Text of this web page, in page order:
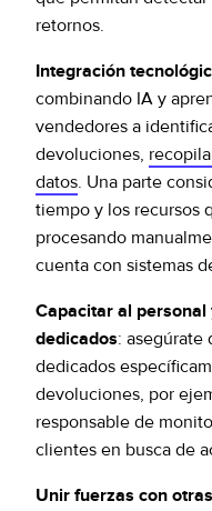
retornos.
Integración
combinando IA y
vendedores a
devoluciones,
datos. Una parte
tiempo y los recursos
procesando
cuenta con sistemas
Capacitar al
dedicados: asegúrate
dedicados
devoluciones, por
responsable de
clientes en busca de
Unir fuerzas con